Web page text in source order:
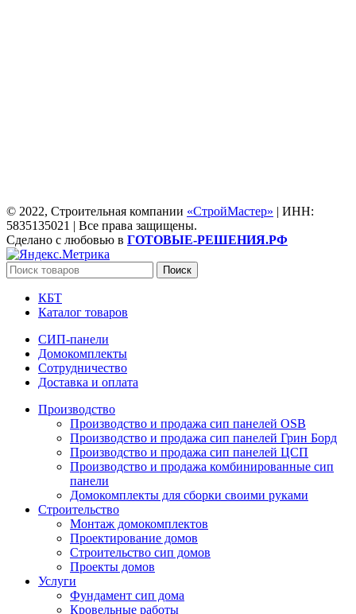
© 2022, Строительная компании «СтройМастер» | ИНН:
5835135021 | Все права защищены.
Сделано с любовью в ГОТОВЫЕ-РЕШЕНИЯ.РФ
Поиск
КБТ
Каталог товаров
СИП-панели
Домокомплекты
Сотрудничество
Доставка и оплата
Производство
Производство и продажа сип панелей OSB
Производство и продажа сип панелей Грин Борд
Производство и продажа сип панелей ЦСП
Производство и продажа комбинированные сип
панели
Домокомплекты для сборки своими руками
Строительство
Монтаж домокомплектов
Проектирование домов
Строительство сип домов
Проекты домов
Услуги
Фундамент сип дома
Кровельные работы